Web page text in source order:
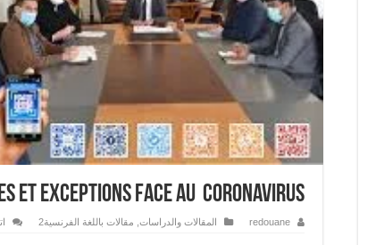
et Exceptions face au Coronavirus
redouane المقالات والدراسات مقالات باللغة الفرنسية2